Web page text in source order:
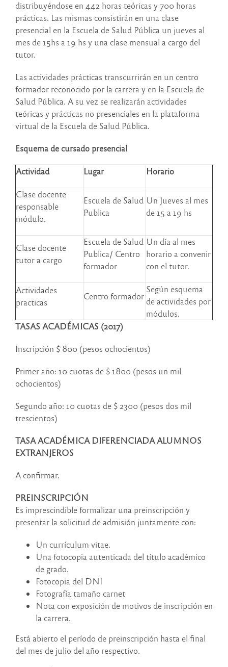
distribuyéndose en 442 horas teóricas y 700 horas
prácticas. Las mismas consistirán en una clase
presencial en la Escuela de Salud Pública un jueves al
mes de 15hs a 19 hs y una clase mensual a cargo del
tutor.
Las actividades prácticas transcurrirán en un centro
formador reconocido por la carrera y en la Escuela de
Salud Pública. A su vez se realizarán actividades
teóricas y prácticas no presenciales en la plataforma
virtual de la Escuela de Salud Pública.
Esquema de cursado presencial
Actividad Lugar Horario
Clase docente
responsable
módulo.
Escuela de Salud
Publica
Un Jueves al mes
de 15 a 19 hs
Clase docente
tutor a cargo
Escuela de Salud
Publica/ Centro
formador
Un día al mes
horario a convenir
con el tutor.
Actividades
practicas
Centro formador
Según esquema
de actividades por
módulos.
TASAS ACADÉMICAS (2017)
Inscripción $ 800 (pesos ochocientos)
Primer año: 10 cuotas de $ 1800 (pesos un mil
ochocientos)
Segundo año: 10 cuotas de $ 2300 (pesos dos mil
trescientos)
TASA ACADÉMICA DIFERENCIADA ALUMNOS
EXTRANJEROS
A confirmar.
PREINSCRIPCIÓN
Es imprescindible formalizar una preinscripción y
presentar la solicitud de admisión juntamente con:
Un currículum vitae.
Una fotocopia autenticada del título académico
de grado.
Fotocopia del DNI
Fotografía tamaño carnet
Nota con exposición de motivos de inscripción en
la carrera.
Está abierto el período de preinscripción hasta el final
del mes de julio del año respectivo.